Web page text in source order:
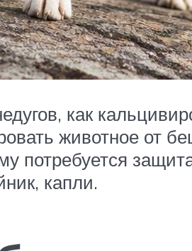
как
животное от
потребуется
капли.